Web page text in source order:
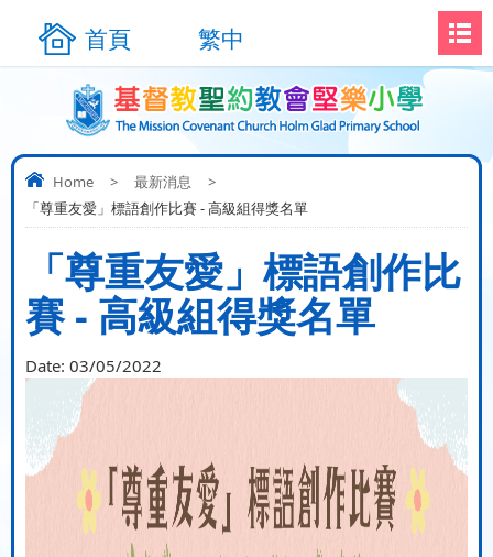
首頁 繁中
Home > 最新消息
>
「尊重友愛」標語創作比賽 - 高級組得獎名單
「尊重友愛」標語創作比
賽 - 高級組得獎名單
Date: 03/05/2022